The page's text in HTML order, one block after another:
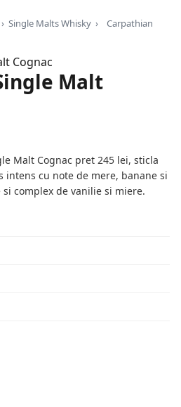
› Single Malts Whisky ›
Carpathian
Malt
Malt Cognac pret 245 lei, sticla
intens cu note de mere, banane si
complex de vanilie si miere.